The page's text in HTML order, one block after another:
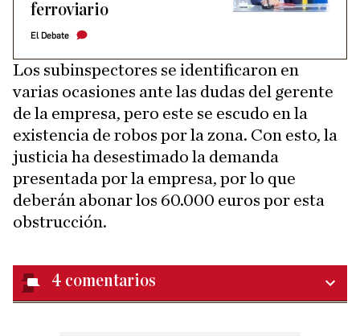
ferroviario
El Debate
Los subinspectores se identificaron en
varias ocasiones ante las dudas del gerente
de la empresa, pero este se escudo en la
existencia de robos por la zona. Con esto, la
justicia ha desestimado la demanda
presentada por la empresa, por lo que
deberán abonar los 60.000 euros por esta
obstrucción.
4 comentarios